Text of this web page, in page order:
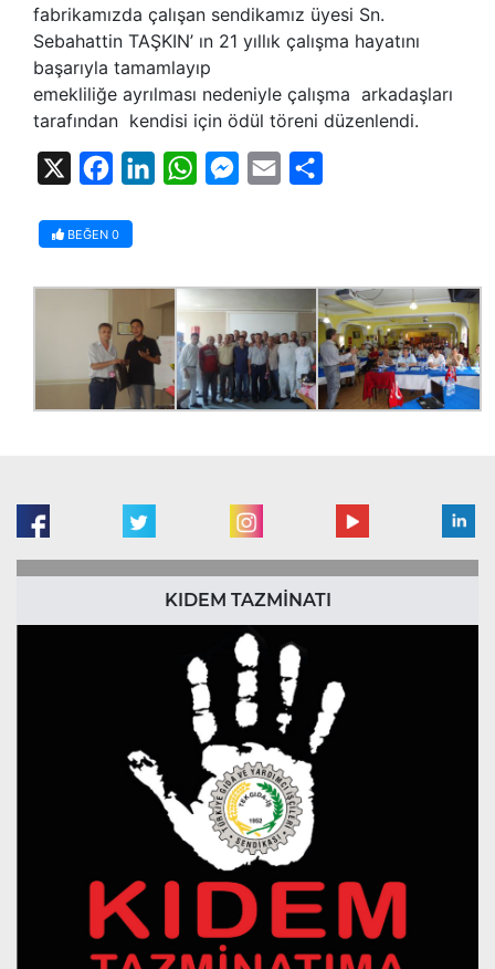
fabrikamızda çalışan sendikamız üyesi Sn.
Sebahattin TAŞKIN’ ın 21 yıllık çalışma hayatını
başarıyla tamamlayıp
emekliliğe ayrılması nedeniyle çalışma arkadaşları
tarafından kendisi için ödül töreni düzenlendi.
FacebookLinkedInWhatsAppMessenger
Email
BEĞEN 0
KIDEM TAZMİNATI